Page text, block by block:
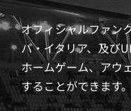
オフィシャルファン
パ・イタリア、及び
ホームゲーム、アウ
することができます